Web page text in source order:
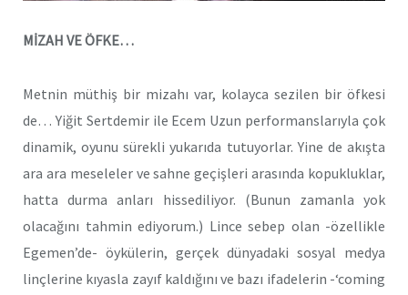
MİZAH VE ÖFKE…
Metnin müthiş bir mizahı var, kolayca sezilen bir öfkesi
de… Yiğit Sertdemir ile Ecem Uzun performanslarıyla çok
dinamik, oyunu sürekli yukarıda tutuyorlar. Yine de akışta
ara ara meseleler ve sahne geçişleri arasında kopukluklar,
hatta durma anları hissediliyor. (Bunun zamanla yok
olacağını tahmin ediyorum.) Lince sebep olan -özellikle
Egemen’de- öykülerin, gerçek dünyadaki sosyal medya
linçlerine kıyasla zayıf kaldığını ve bazı ifadelerin -‘coming